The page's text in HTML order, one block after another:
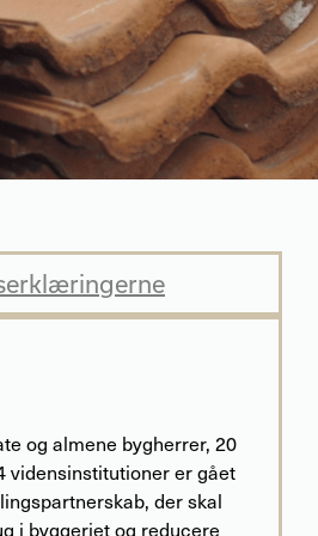
og almene bygherrer, 20
vidensinstitutioner er gået
der skal
i byggeriet og reducere